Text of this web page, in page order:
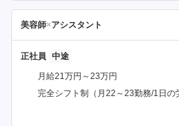
美容師×アシスタント
正社員
月給21万円～23万円
完全シフト制（月22～23勤務/1日の